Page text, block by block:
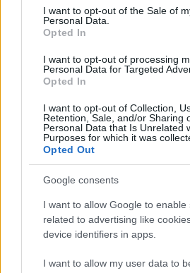
consent section.
I want to opt-out of the Sale of
Personal Data.
Opted In
I want to opt-out of processing
Personal Data for Targeted
Opted In
I want to opt-out of Collection,
Retention, Sale, and/or Sharing
Personal Data that Is Unrelated
Purposes for which it was
Opted Out
Google consents
I want to allow Google to enable
related to advertising like
device identifiers in apps.
I want to allow my user data to
Tilaa
LUETUIMMAT